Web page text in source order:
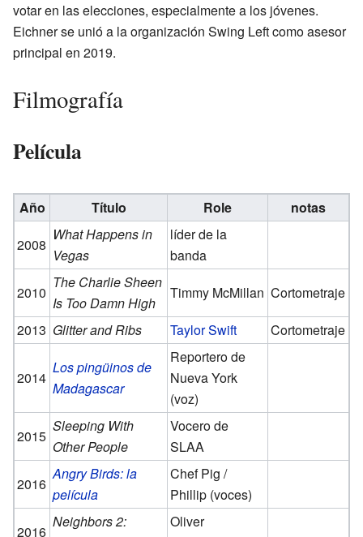
votar en las elecciones, especialmente a los jóvenes.
Eichner se unió a la organización Swing Left como asesor
principal en 2019.
Filmografía
Película
Año Título Role
notas
2008
What Happens in
Vegas
líder de la
banda
2010
The Charlie Sheen
Is Too Damn High
Timmy McMillan Cortometraje
2013 Glitter and Ribs Taylor Swift Cortometraje
2014
Los pingüinos de
Madagascar
Reportero de
Nueva York
(voz)
2015
Sleeping With
Other People
Vocero de
SLAA
2016
Angry Birds: la
película
Chef Pig /
Phillip (voces)
2016
Neighbors 2:
Oliver